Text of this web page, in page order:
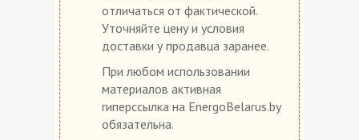
отличаться от фактической.
Уточняйте цену и условия
доставки у продавца заранее.
При любом использовании
материалов активная
гиперссылка на EnergoBelarus.by
обязательна.